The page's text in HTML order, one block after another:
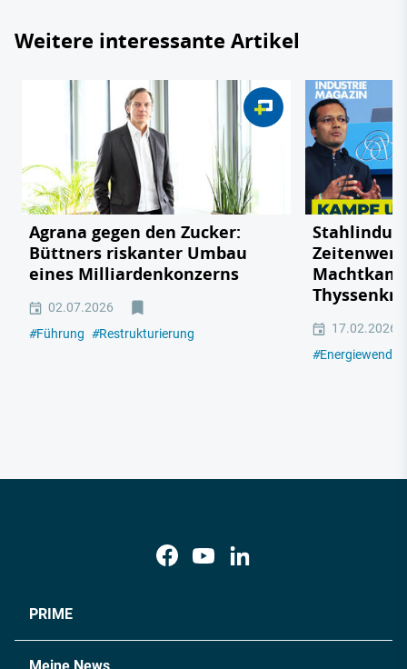
Weitere interessante Artikel
Agrana gegen den Zucker:
Büttners riskanter Umbau
eines Milliardenkonzerns
02.07.2026
#Führung #Restrukturierung
17.02.2026
#Energiewende
PRIME
Meine News